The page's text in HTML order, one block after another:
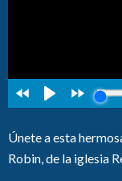
Únete a esta
Robin, de la iglesia